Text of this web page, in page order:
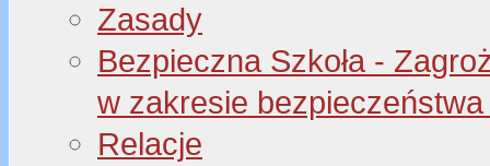
Zasady
Bezpieczna Szkoła -
w zakresie
Relacje